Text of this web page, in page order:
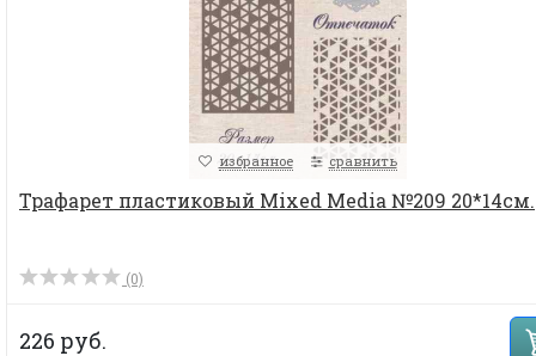
избранное сравнить
Трафарет пластиковый Mixed Media №209 20*14см.
(0)
226 руб.